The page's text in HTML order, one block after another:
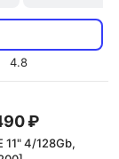
4.8
₽
11" 4/128Gb,